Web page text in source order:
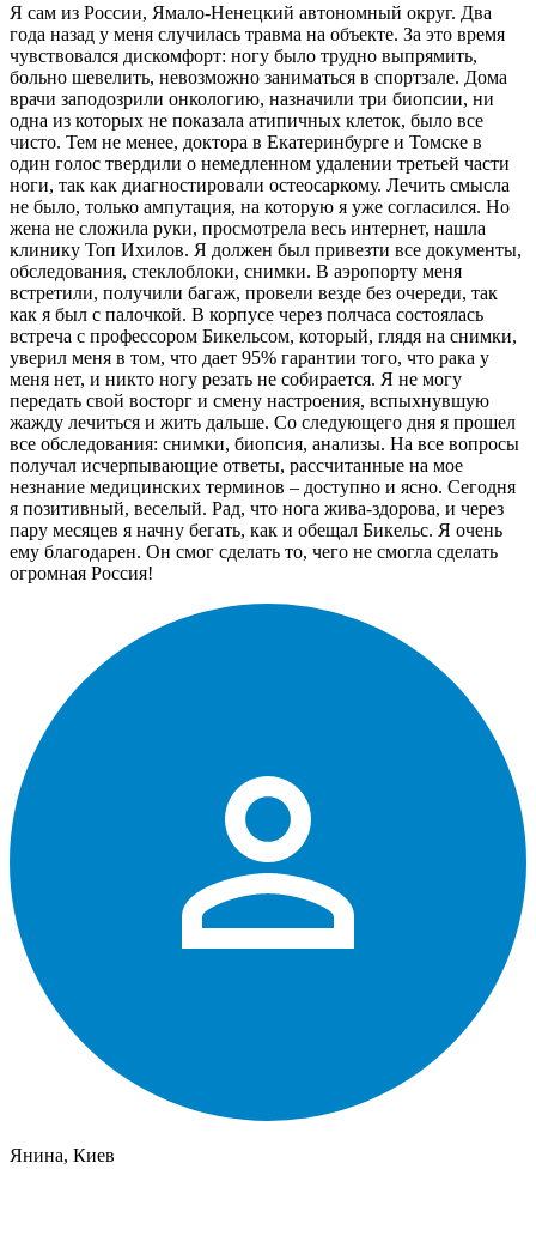
Я сам из России, Ямало-Ненецкий автономный округ. Два
года назад у меня случилась травма на объекте. За это время
чувствовался дискомфорт: ногу было трудно выпрямить,
больно шевелить, невозможно заниматься в спортзале. Дома
врачи заподозрили онкологию, назначили три биопсии, ни
одна из которых не показала атипичных клеток, было все
чисто. Тем не менее, доктора в Екатеринбурге и Томске в
один голос твердили о немедленном удалении третьей части
ноги, так как диагностировали остеосаркому. Лечить смысла
не было, только ампутация, на которую я уже согласился. Но
жена не сложила руки, просмотрела весь интернет, нашла
клинику Топ Ихилов. Я должен был привезти все документы,
обследования, стеклоблоки, снимки. В аэропорту меня
встретили, получили багаж, провели везде без очереди, так
как я был с палочкой. В корпусе через полчаса состоялась
встреча с профессором Бикельсом, который, глядя на снимки,
уверил меня в том, что дает 95% гарантии того, что рака у
меня нет, и никто ногу резать не собирается. Я не могу
передать свой восторг и смену настроения, вспыхнувшую
жажду лечиться и жить дальше. Со следующего дня я прошел
все обследования: снимки, биопсия, анализы. На все вопросы
получал исчерпывающие ответы, рассчитанные на мое
незнание медицинских терминов – доступно и ясно. Сегодня
я позитивный, веселый. Рад, что нога жива-здорова, и через
пару месяцев я начну бегать, как и обещал Бикельс. Я очень
ему благодарен. Он смог сделать то, чего не смогла сделать
огромная Россия!
Янина, Киев